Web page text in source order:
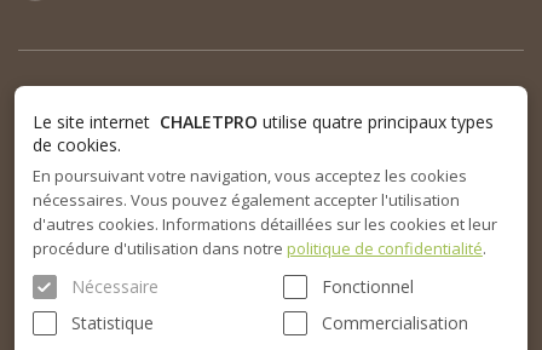
Le site internet CHALETPRO utilise quatre principaux types
de cookies.
En poursuivant votre navigation, vous acceptez les cookies
nécessaires. Vous pouvez également accepter l'utilisation
d'autres cookies. Informations détaillées sur les cookies et leur
procédure d'utilisation dans notre politique de confidentialité.
Nécessaire
Fonctionnel
Statistique
Commercialisation